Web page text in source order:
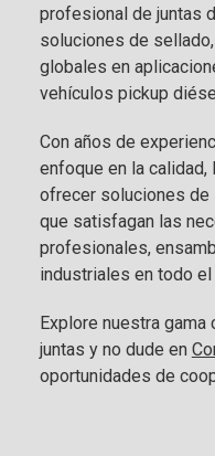
profesional de juntas
soluciones de
globales en
vehículos pickup
Con años de
enfoque en la calidad,
ofrecer soluciones
que satisfagan las
profesionales,
industriales en todo el
Explore nuestra
juntas y no dude en
oportunidades de